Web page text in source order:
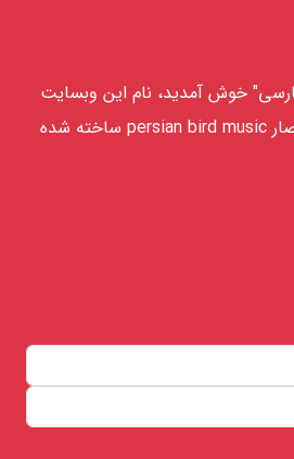
خوش آمدید، نام این وبسایت
pbmusic است و از اختصار persian bird music ساخته شده